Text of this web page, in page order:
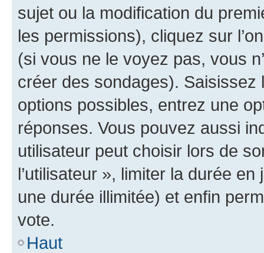
sujet ou la modification du
les permissions), cliquez sur
(si vous ne le voyez pas, vous
créer des sondages).
options possibles, entrez une
réponses. Vous pouvez aussi
utilisateur peut choisir lors de
l’utilisateur », limiter la durée
une durée illimitée) et enfin
vote.
Haut